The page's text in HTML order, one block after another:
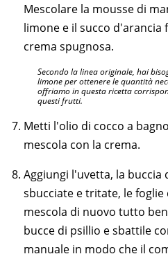
Mescolare la mousse di
limone e il succo
crema spugnosa.
Secondo la linea originale, hai
limone per ottenere le quantità
offriamo in questa ricetta
questi frutti.
Metti l'olio di cocco a
mescola con la crema.
Aggiungi l'uvetta, la buccia
sbucciate e tritate, le
mescola di nuovo tutto
bucce di psillio e sbattile
manuale in modo che il